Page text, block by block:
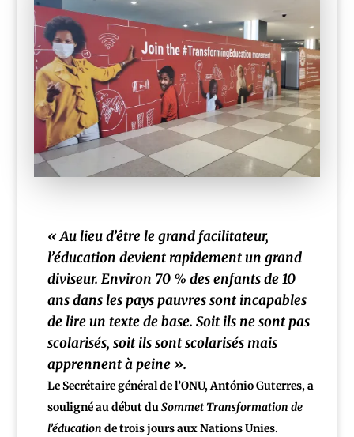
« Au lieu d’être le grand facilitateur,
l’éducation devient rapidement un grand
diviseur. Environ 70 % des enfants de 10
ans dans les pays pauvres sont incapables
de lire un texte de base. Soit ils ne sont pas
scolarisés, soit ils sont scolarisés mais
apprennent à peine ».
Le Secrétaire général de l’ONU, António Guterres, a
souligné au début duSommet Transformation de
l’éducation de trois jours aux Nations Unies.